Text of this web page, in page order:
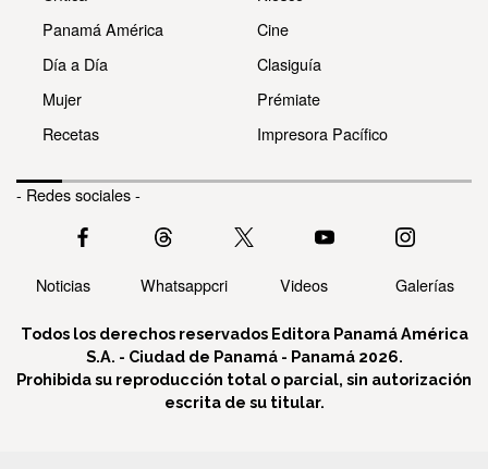
Panamá América
Día a Día
Mujer
Recetas
Cine
Clasiguía
Prémiate
Impresora Pacífico
- Redes sociales -
Noticias Whatsappcri Videos Galerías
Todos los derechos reservados Editora Panamá América
S.A. - Ciudad de Panamá - Panamá 2026.
Prohibida su reproducción total o parcial, sin autorización
escrita de su titular.